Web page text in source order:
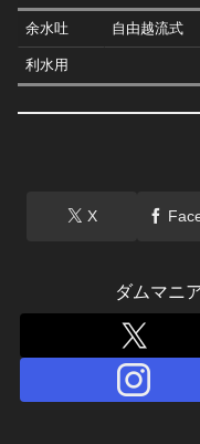
余水吐 自由越流式
利水用
X
ダムマニ